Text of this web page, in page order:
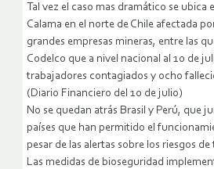
Tal vez el caso mas dramático se ubica
Calama en el norte de Chile afectada
grandes empresas mineras, entre las
Codelco que a nivel nacional al 10 de
trabajadores contagiados y ocho
(Diario Financiero del 10 de julio)
No se quedan atrás Brasil y Perú, que
países que han permitido el
pesar de las alertas sobre los riesgos
Las medidas de bioseguridad